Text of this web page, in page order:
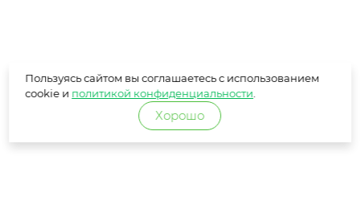
Пользуясь сайтом вы соглашаетесь с использованием
cookie и политикой конфиденциальности
Хорошо